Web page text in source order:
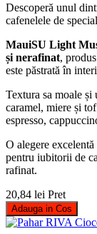
Descoperă unul
cafenelele de
MauiSU Light
și nerafinat,
este păstrată în
Textura sa moale și
caramel, miere și
espresso,
O alegere
pentru iubitorii de
rafinat.
20,84 lei Pret
Adauga in Cos